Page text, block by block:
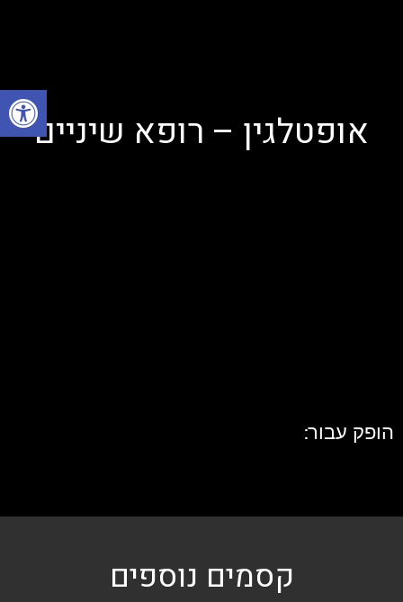
אופטלגין – רופא שיניים
הופק עבור:
קסמים נוספים